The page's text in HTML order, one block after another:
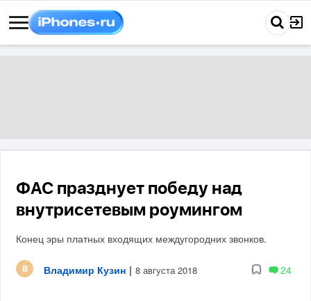
ФАС празднует победу над
внутрисетевым роумингом
Конец эры платных входящих междугородних звонков.
Владимир Кузин | 8 августа 2018 24